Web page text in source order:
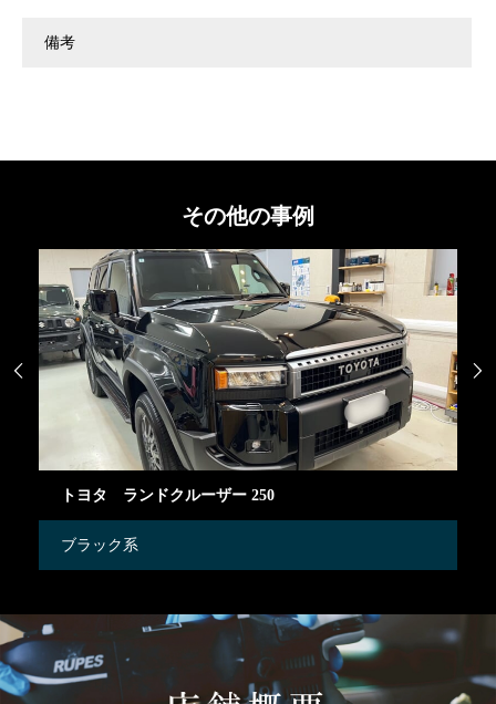
備考
その他の事例
トヨタ ランドクルーザー 250
ブラック系
 